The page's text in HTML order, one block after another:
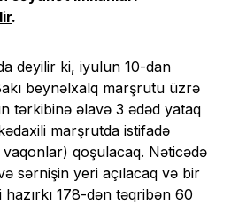
.
deyilir ki, iyulun 10-dan
beynəlxalq marşrutu üzrə
tərkibinə əlavə 3 ədəd yataq
marşrutda istifadə
qoşulacaq. Nəticədə
sərnişin yeri açılacaq və bir
178-dən təqribən 60